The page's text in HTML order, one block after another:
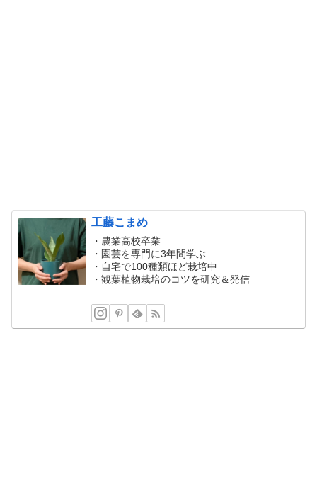
工藤こまめ
・農業高校卒業
・園芸を専門に3年間学ぶ
・自宅で100種類ほど栽培中
・観葉植物栽培のコツを研究＆発信